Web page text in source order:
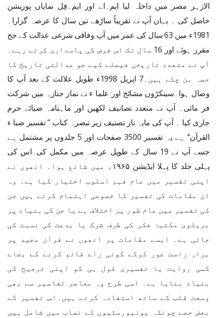
الازہر مصر میں داخلہ لیا ایم۔اے اور ایم۔فِل نمایاں پوزیشن
حاصل کی ۔ یہاں آپ نے تقریباً ساڑھے تین سال کا عرصہ گزارا۔
1981ء میں 63 سال کی عمر میں آپ وفاقی شرعی عدالت کے جج
مقرر ہوئے اور 16 سال تک اس فرض کی پاسداری کرتے رہے۔
آپ نے متعدد تاریخی فیصلے کیے جو عدالتی تاریخ کا
حصہ بن چکے ہیں۔7 اپریل 1998ء طویل علالت کے بعد آپ کا
وصال ہوا۔سینکڑوں مشائخ اور علما ء نے نماز جنازہ میں شرکت
فر مائی۔ آپ نے متعدد تصانیف لکھیں اور ماہنامہ ضیائے حرم
جاری کیا ۔ آپ کی مایہ ناز تصنیف زیر تبصرہ کتاب ’’ تفسیر ضیا ء
القرآن‘‘ ہے یہ تفسیر 3500 صفحات اور 5 جلدوں پر مشتمل ہے
جسے آپ نے 19 سال کے طویل عرصہ میں مکمل کی۔اس کی
پہلی جلد کا پہلا ایڈیشن ۱۹۶۵ء میں شائع ہوا۔ انھوں نے
اپنی تفسیر میں عام فہم اسلوب اختیار کیا ہے۔ وہ
ان مقامات کی تفسیر کا خصوصی اہتمام کرتے ہیں جن
کی تفسیر میں عام طور پر اختلاف ہے یا جن کی بنیاد پر
بریلوی مکتبۂ فکر کی طرف شرک یا بدعت کی نسبت کی
جاتی ہے۔ ایسے مقامات پر انھوں نے قرآن مجید پر
براہِ راست غور کرکے کوئی راے قائم کرنے کے بجاے
کسی روایت یا تفسیری قول ہی کو اپنی ترجیح کی
بنیاد بنایا ہے۔ اسی طرح وہ معاصر تفاسیر سے بھی
وسعت قلب کے ساتھ استفادہ کرتے ہیں۔اس تفسیر کے
بعض حصے چونکہ یونیورسٹیوں کے نصاب میں شامل ہیں